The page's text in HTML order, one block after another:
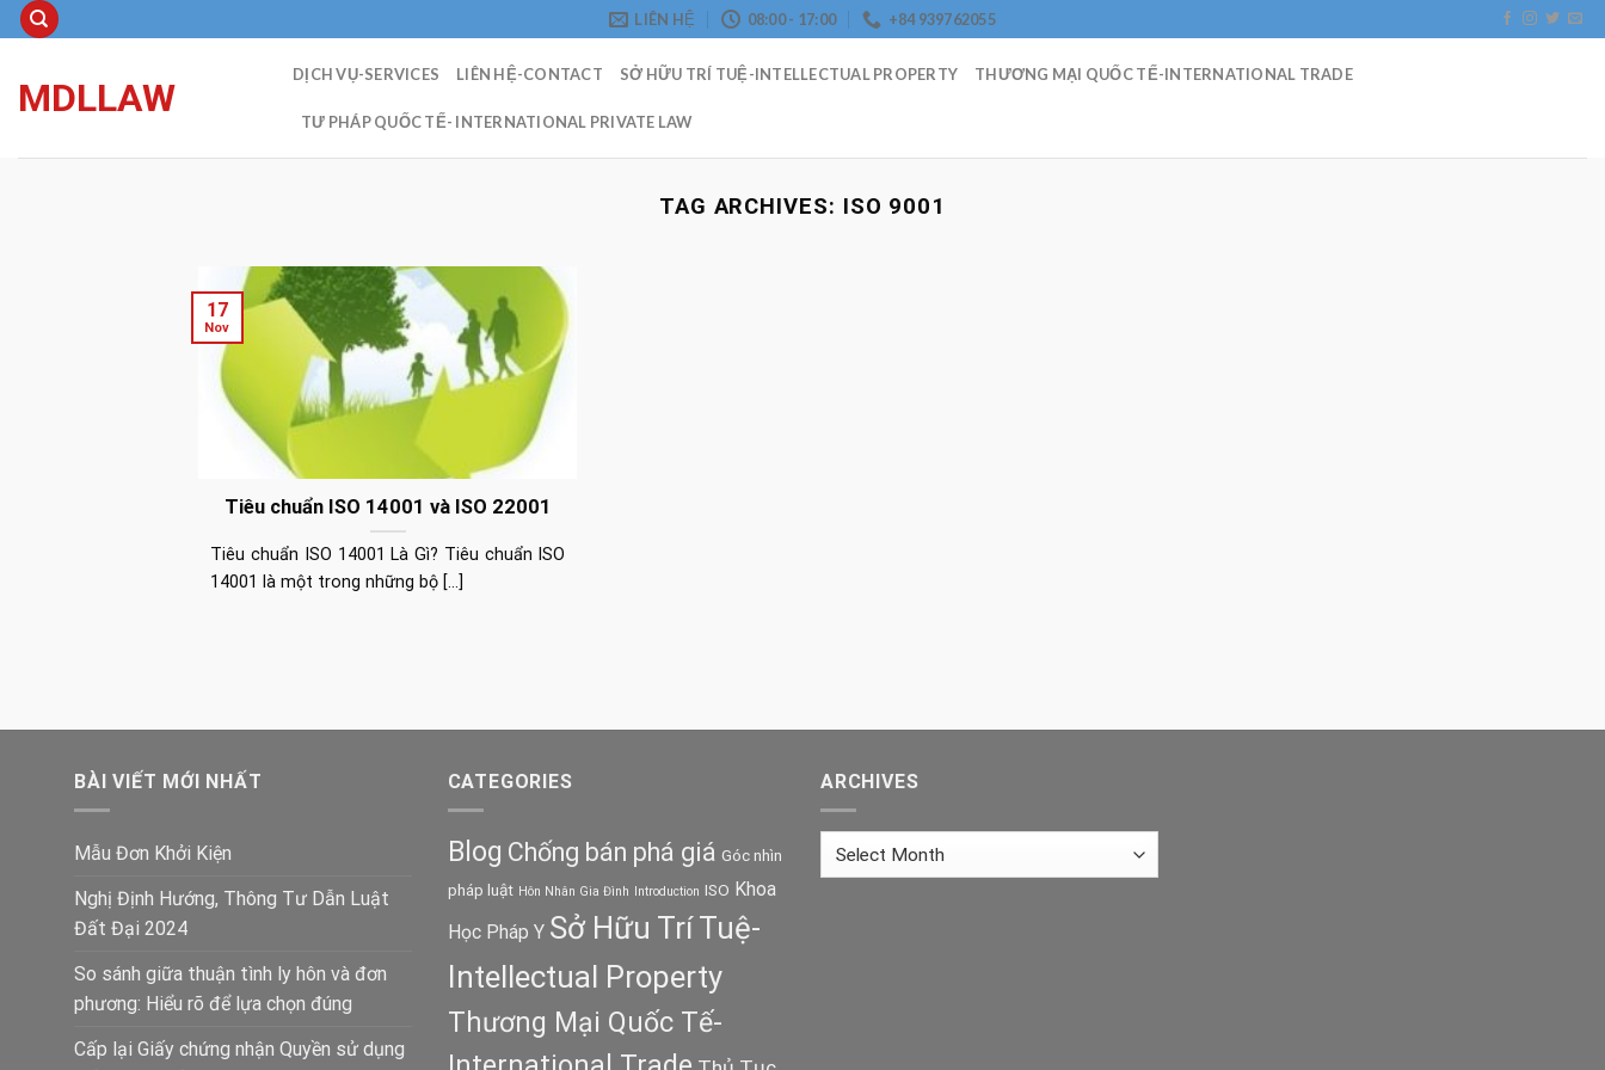
Skip
to
LIÊN HỆ 08:00 - 17:00 +84 939762055
MDLLAW
DỊCH VỤ-SERVICES LIÊN HỆ-CONTACT SỞ HỮU TRÍ TUỆ-INTELLECTUAL PROPERTY THƯƠNG MẠI QUỐC TẾ-INTERNATIONAL TRADE
TƯ PHÁP QUỐC TẾ- INTERNATIONAL PRIVATE LAW
TAG ARCHIVES: ISO 9001
Tiêu chuẩn ISO 14001 và ISO 22001
Tiêu chuẩn ISO 14001 Là Gì? Tiêu chuẩn ISO
14001 là một trong những bộ [...]
17
Nov
BÀI VIẾT MỚI NHẤT
Mẫu Đơn Khởi Kiện
Nghị Định Hướng, Thông Tư Dẫn Luật
Đất Đại 2024
So sánh giữa thuận tình ly hôn và đơn
phương: Hiểu rõ để lựa chọn đúng
Cấp lại Giấy chứng nhận Quyền sử dụng
CATEGORIES
Blog Chống bán phá giá Góc nhìn
pháp luật Hôn Nhân Gia Đình Introduction ISO Khoa
Học Pháp Y Sở Hữu Trí Tuệ-
Intellectual Property
Thương Mại Quốc Tế-
ARCHIVES
Archives